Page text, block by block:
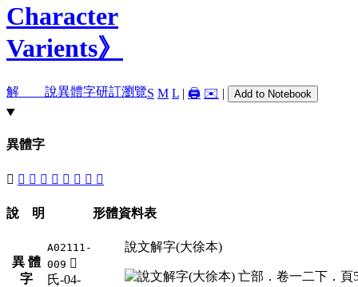
解 說異體字研訂瀏覽S M L | 🖨️ ✉️ | Add to Notebook
異體字
󳄕 󳄔 𣱅 󳄘 󳄗 𤱕 䇇 𦫋 󳄖
說 明
異 體
字
A02111-
009 󳄕
氏-04-
形體資料表
說文解字(大徐本)